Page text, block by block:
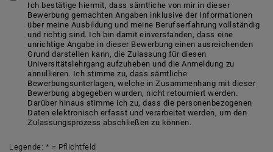
Ich bestätige hiermit, dass sämtliche von mir in dieser
Bewerbung gemachten Angaben inklusive der Informationen
über meine Ausbildung und meine Berufserfahrung vollständig
und richtig sind. Ich bin damit einverstanden, dass eine
unrichtige Angabe in dieser Bewerbung einen ausreichenden
Grund darstellen kann, die Zulassung für diesen
Universitätslehrgang aufzuheben und die Anmeldung zu
annullieren. Ich stimme zu, dass sämtliche
Bewerbungsunterlagen, welche in Zusammenhang mit dieser
Bewerbung abgegeben wurden, nicht retourniert werden.
Darüber hinaus stimme ich zu, dass die personenbezogenen
Daten elektronisch erfasst und verarbeitet werden, um den
Zulassungsprozess abschließen zu können.
Legende: * = Pflichtfeld